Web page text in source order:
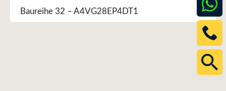
Baureihe 32 – A4VG28EP4DT1